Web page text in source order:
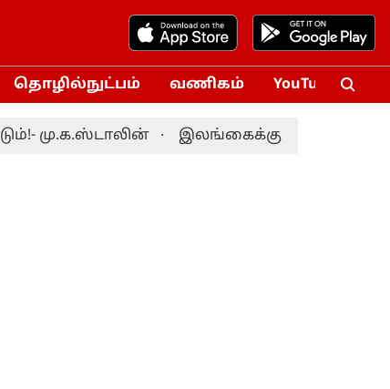
தொழில்நுட்பம் வணிகம் YouTube
இலங்கைக்கு எதிரான டெஸ்ட்